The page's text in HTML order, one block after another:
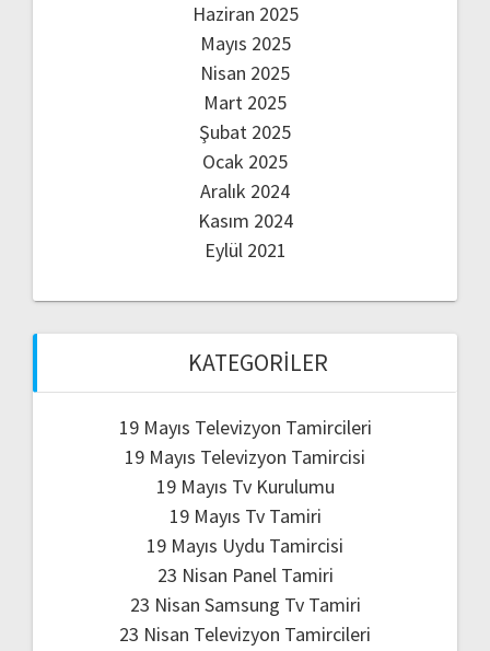
Haziran 2025
Mayıs 2025
Nisan 2025
Mart 2025
Şubat 2025
Ocak 2025
Aralık 2024
Kasım 2024
Eylül 2021
KATEGORILER
19 Mayıs Televizyon Tamircileri
19 Mayıs Televizyon Tamircisi
19 Mayıs Tv Kurulumu
19 Mayıs Tv Tamiri
19 Mayıs Uydu Tamircisi
23 Nisan Panel Tamiri
23 Nisan Samsung Tv Tamiri
23 Nisan Televizyon Tamircileri